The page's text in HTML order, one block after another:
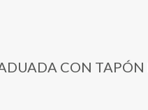
CON TAPÓN